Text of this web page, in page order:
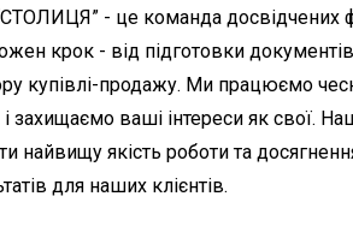
- це команда досвідчених
крок - від підготовки
купівлі-продажу. Ми працюємо
і захищаємо ваші інтереси як свої.
найвищу якість роботи та
для наших клієнтів.